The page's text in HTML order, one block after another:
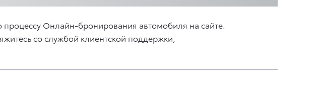
Онлайн-бронирования автомобиля на сайте.
со службой клиентской поддержки,